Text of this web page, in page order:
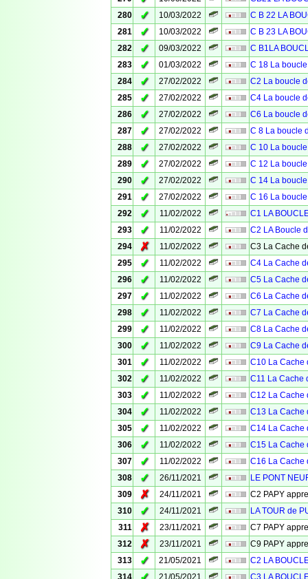
280
✓ 10/03/2022
C B 22 LA
281
✓ 10/03/2022
C B 23 LA
282
✓ 09/03/2022
C B1LA
283
✓ 01/03/2022
C 18 La
284
✓ 27/02/2022
C2 La boucle
285
✓ 27/02/2022
C4 La boucle
286
✓ 27/02/2022
C6 La boucle
287
✓ 27/02/2022
C 8 La boucle
288
✓ 27/02/2022
C 10 La
289
✓ 27/02/2022
C 12 La
290
✓ 27/02/2022
C 14 La
291
✓ 27/02/2022
C 16 La
292
✓ 11/02/2022
C1 LA
293
✓ 11/02/2022
C2 LA Boucle
294
✗ 11/02/2022
C3 La Cache
295
✓ 11/02/2022
C4 La Cache
296
✓ 11/02/2022
C5 La Cache
297
✓ 11/02/2022
C6 La Cache
298
✓ 11/02/2022
C7 La Cache
299
✓ 11/02/2022
C8 La Cache
300
✓ 11/02/2022
C9 La Cache
301
✓ 11/02/2022
C10 La Cache
302
✓ 11/02/2022
C11 La Cache
303
✓ 11/02/2022
C12 La Cache
304
✓ 11/02/2022
C13 La Cache
305
✓ 11/02/2022
C14 La Cache
306
✓ 11/02/2022
C15 La Cache
307
✓ 11/02/2022
C16 La Cache
308
✓ 26/11/2021
LE PONT
309
✗ 24/11/2021
C2 PAPY
310
✓ 24/11/2021
LA TOUR de
311
✗ 23/11/2021
C7 PAPY
312
✗ 23/11/2021
C9 PAPY
313
✓ 21/05/2021
C2 LA
314
21/05/2021
C3 LA